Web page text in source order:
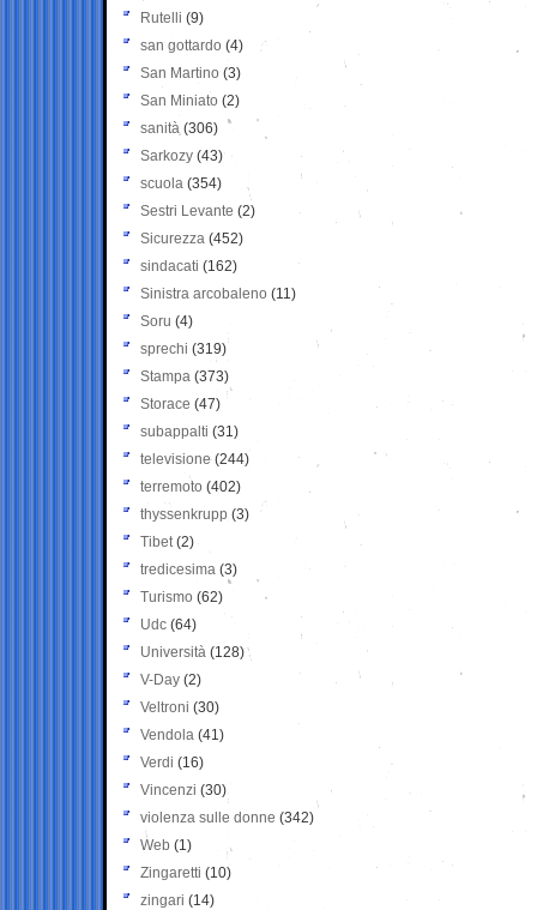
Rutelli (9)
san gottardo (4)
San Martino (3)
San Miniato (2)
sanità (306)
Sarkozy (43)
scuola (354)
Sestri Levante (2)
Sicurezza (452)
sindacati (162)
Sinistra arcobaleno (11)
Soru (4)
sprechi (319)
Stampa (373)
Storace (47)
subappalti (31)
televisione(244)
terremoto (402)
thyssenkrupp (3)
Tibet(2)
tredicesima (3)
Turismo (62)
Udc (64)
Università (128)
V-Day (2)
Veltroni (30)
Vendola (41)
Verdi (16)
Vincenzi (30)
violenza sulle donne (342)
Web (1)
Zingaretti (10)
zingari (14)